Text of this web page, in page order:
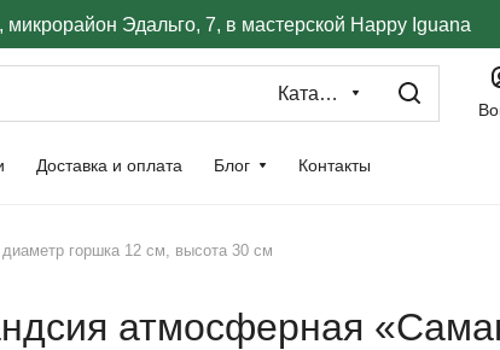
микрорайон Эдальго, 7, в мастерской Happy Iguana
Каталог
Доставка и оплата Блог Контакты
горшка 12 см, высота 30 см
атмосферная